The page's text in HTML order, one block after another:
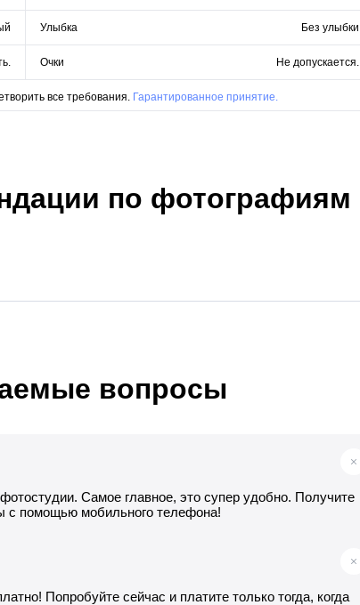
Улыбка Без улыбки
Очки Не допускается.
все требования. Гарантированное принятие.
по фотографиям
вопросы
Самое главное, это супер удобно. Получите
с помощью мобильного телефона!
Попробуйте сейчас и платите только тогда, когда